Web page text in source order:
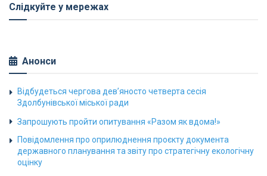
Слідкуйте у мережах
Анонси
Відбудеться чергова дев’яносто четверта сесія
Здолбунівської міської ради
Запрошують пройти опитування «Разом як вдома!»
Повідомлення про оприлюднення проєкту документа
державного планування та звіту про стратегічну екологічну
оцінку